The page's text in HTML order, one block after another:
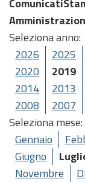
Seleziona anno:
2026
2025
2020
2019
2014
2013
2008
2007
Seleziona mese:
Gennaio
Giugno
Novembre